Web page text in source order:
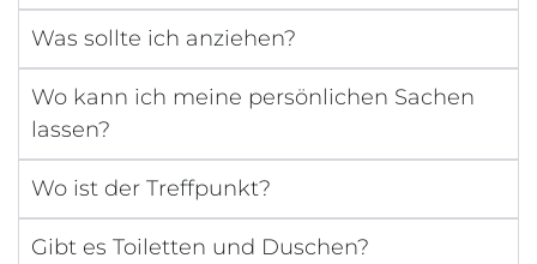
Was sollte ich anziehen?
Wo kann ich meine persönlichen Sachen
lassen?
Wo ist der Treffpunkt?
Gibt es Toiletten und Duschen?